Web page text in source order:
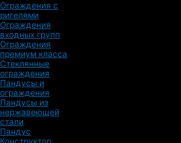
Ограждения с
ригелями
Ограждения
входных групп
Ограждения
премиум класса
Стеклянные
ограждения
Пандусы и
ограждения
Пандусы из
нержавеющей
стали
Пандус